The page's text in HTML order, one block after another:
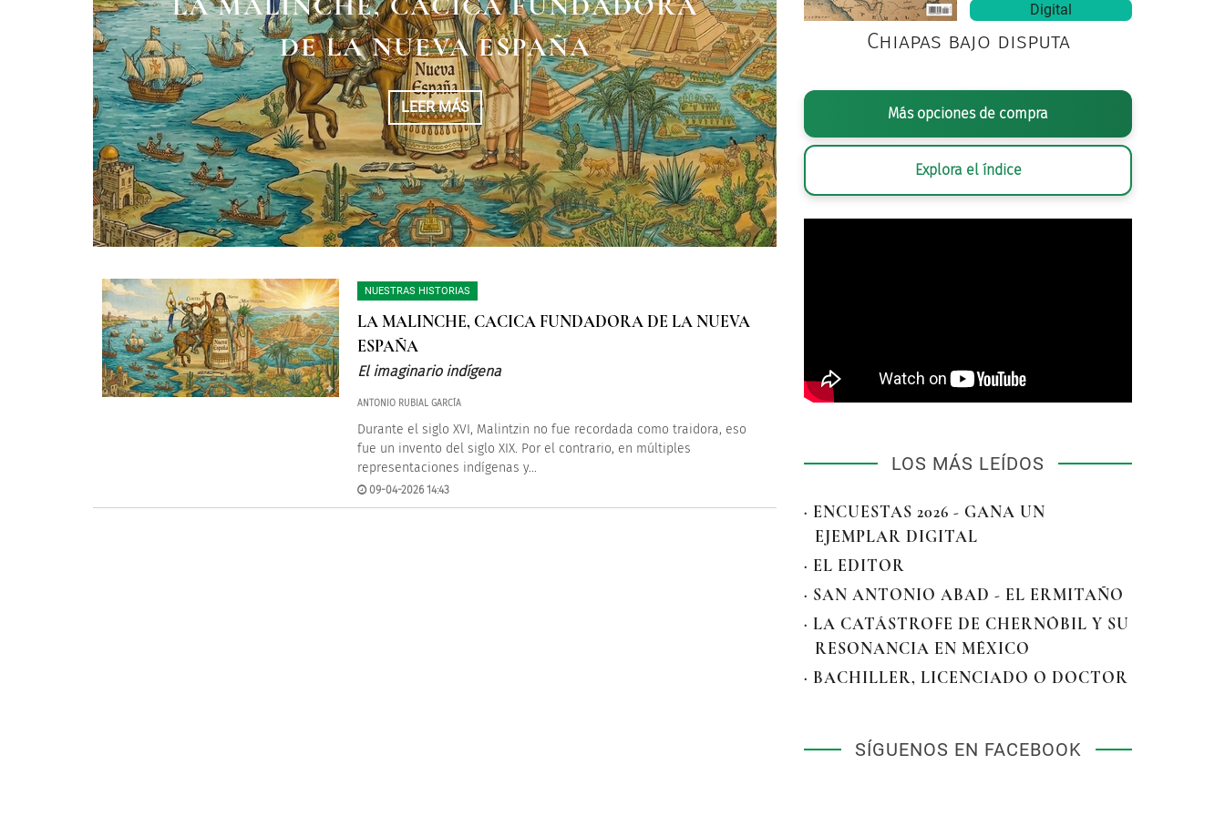
DE LA NUEVA ESPAÑA
LEER MÁS
NUESTRAS HISTORIAS
LA MALINCHE, CACICA FUNDADORA DE LA NUEVA
ESPAÑA
El imaginario indígena
ANTONIO RUBIAL GARCÍA
Durante el siglo XVI, Malintzin no fue recordada como traidora, eso
fue un invento del siglo XIX. Por el contrario, en múltiples
representaciones indígenas y...
09-04-2026 14:43
Digital
Chiapas bajo disputa
Más opciones de compra
Explora el índice
LOS MÁS LEÍDOS
· ENCUESTAS 2026 - GANA UN
EJEMPLAR DIGITAL
· EL EDITOR
· SAN ANTONIO ABAD - EL ERMITAÑO
· LA CATÁSTROFE DE CHERNÓBIL Y SU
RESONANCIA EN MÉXICO
· BACHILLER, LICENCIADO O DOCTOR
SÍGUENOS EN FACEBOOK